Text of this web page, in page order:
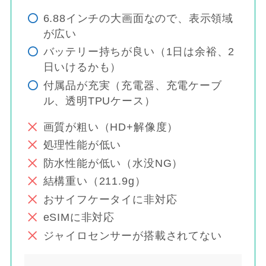
6.88インチの大画面なので、表示領域
が広い
バッテリー持ちが良い（1日は余裕、2
日いけるかも）
付属品が充実（充電器、充電ケーブ
ル、透明TPUケース）
画質が粗い（HD+解像度）
処理性能が低い
防水性能が低い（水没NG）
結構重い（211.9g）
おサイフケータイに非対応
eSIMに非対応
ジャイロセンサーが搭載されてない